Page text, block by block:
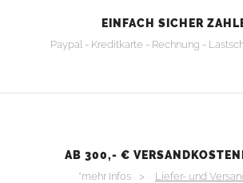
EINFACH SICHER
Paypal - Kreditkarte - Rechnung -
AB 300,- €
*mehr Infos > Liefer- und